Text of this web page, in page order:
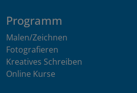
Programm
Malen/Zeichnen
Fotografieren
Kreatives Schreiben
Online Kurse